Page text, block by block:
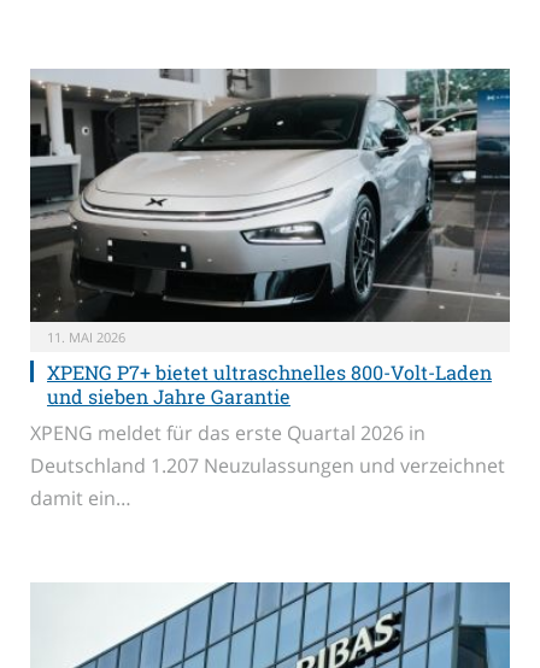
11. MAI 2026
XPENG P7+ bietet ultraschnelles 800-Volt-Laden
und sieben Jahre Garantie
XPENG meldet für das erste Quartal 2026 in
Deutschland 1.207 Neuzulassungen und verzeichnet
damit ein…